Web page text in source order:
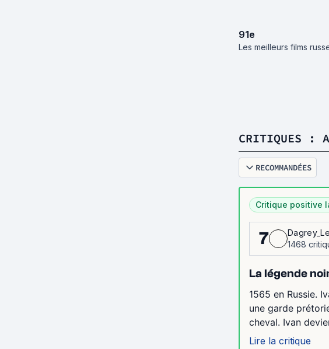
91e
Les meilleurs films
CRITIQUES :
RECOMMANDÉES
Critique positive
7
1468
La légende
1565 en Russie.
une garde
cheval. Ivan
Lire la critique